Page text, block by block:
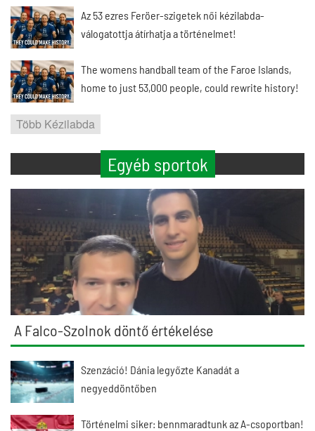
Az 53 ezres Feröer-szigetek női kézilabda-
válogatottja átírhatja a történelmet!
The womens handball team of the Faroe Islands,
home to just 53,000 people, could rewrite history!
Több Kézilabda
Egyéb sportok
A Falco-Szolnok döntő értékelése
Szenzáció! Dánia legyőzte Kanadát a
negyeddöntőben
Történelmi siker: bennmaradtunk az A-csoportban!